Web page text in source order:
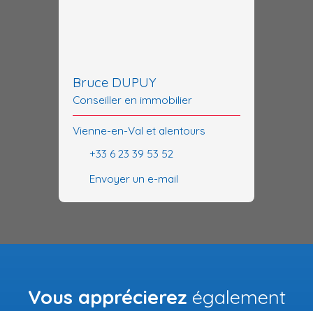
Bruce DUPUY
Conseiller en immobilier
Vienne-en-Val et alentours
+33 6 23 39 53 52
Envoyer un e-mail
Vous apprécierez également